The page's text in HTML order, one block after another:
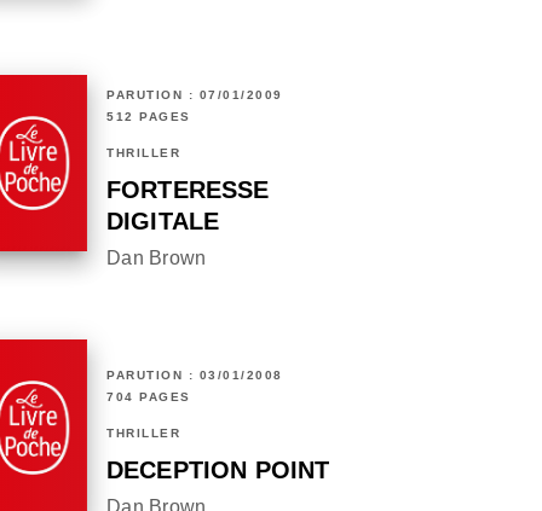
PARUTION : 07/01/2009
512 PAGES
THRILLER
FORTERESSE
DIGITALE
Dan Brown
PARUTION : 03/01/2008
704 PAGES
THRILLER
DECEPTION POINT